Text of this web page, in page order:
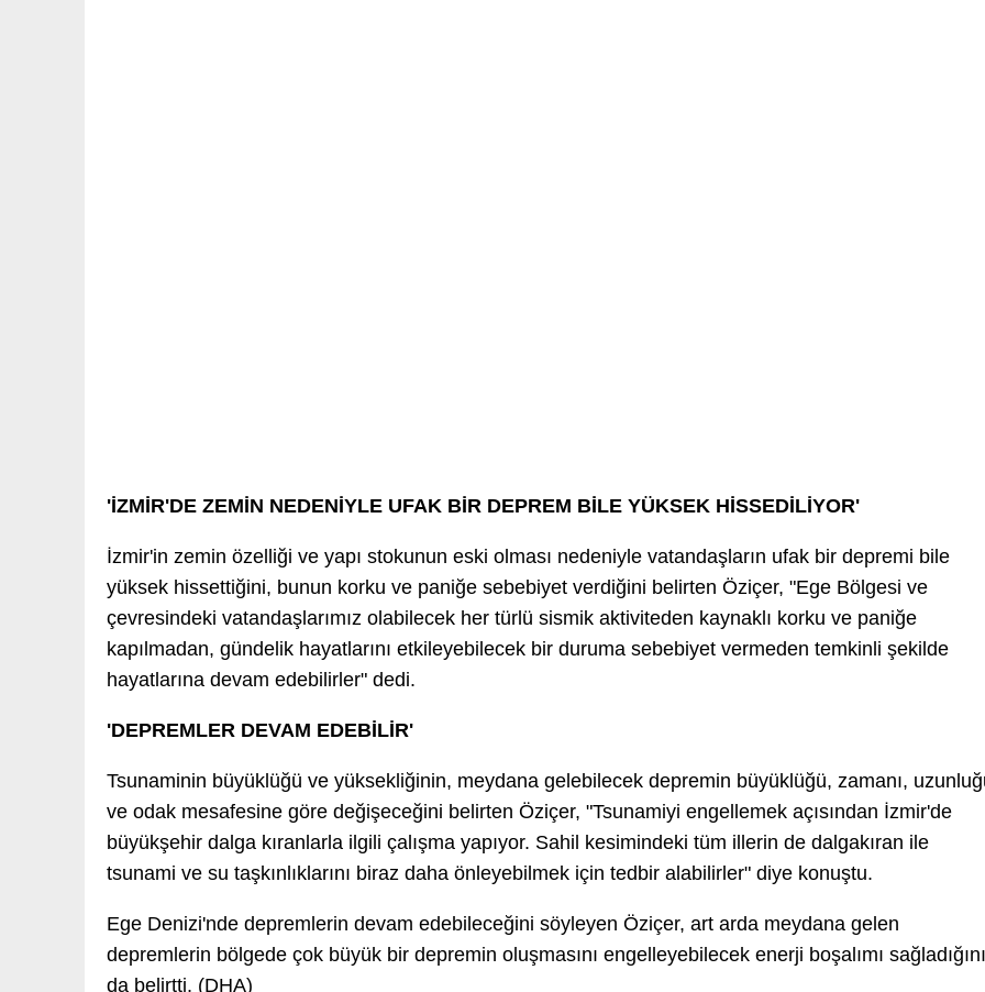
'İZMİR'DE ZEMİN NEDENİYLE UFAK BİR DEPREM BİLE YÜKSEK HİSSEDİLİYOR'
İzmir'in zemin özelliği ve yapı stokunun eski olması nedeniyle vatandaşların ufak bir depremi bile
yüksek hissettiğini, bunun korku ve paniğe sebebiyet verdiğini belirten Öziçer, "Ege Bölgesi ve
çevresindeki vatandaşlarımız olabilecek her türlü sismik aktiviteden kaynaklı korku ve paniğe
kapılmadan, gündelik hayatlarını etkileyebilecek bir duruma sebebiyet vermeden temkinli şekilde
hayatlarına devam edebilirler" dedi.
'DEPREMLER DEVAM EDEBİLİR'
Tsunaminin büyüklüğü ve yüksekliğinin, meydana gelebilecek depremin büyüklüğü, zamanı,
ve odak mesafesine göre değişeceğini belirten Öziçer, "Tsunamiyi engellemek açısından İzmir'de
büyükşehir dalga kıranlarla ilgili çalışma yapıyor. Sahil kesimindeki tüm illerin de dalgakıran ile
tsunami ve su taşkınlıklarını biraz daha önleyebilmek için tedbir alabilirler" diye konuştu.
Ege Denizi'nde depremlerin devam edebileceğini söyleyen Öziçer, art arda meydana gelen
depremlerin bölgede çok büyük bir depremin oluşmasını engelleyebilecek enerji boşalımı sağladığını
da belirtti. (DHA)